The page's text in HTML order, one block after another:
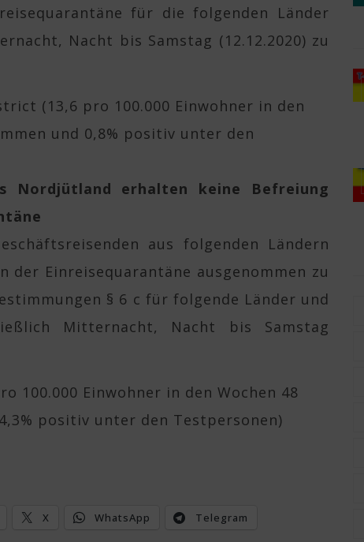
für die folgenden Länder
Nacht bis Samstag (12.12.2020) zu
(13,6 pro 100.000 Einwohner in den
und 0,8% positiv unter den
Nordjütland erhalten keine Befreiung
aus folgenden Ländern
der Einreisequarantäne ausgenommen zu
§ 6 c für folgende Länder und
Mitternacht, Nacht bis Samstag
100.000 Einwohner in den Wochen 48
positiv unter den Testpersonen)
X WhatsApp Telegram